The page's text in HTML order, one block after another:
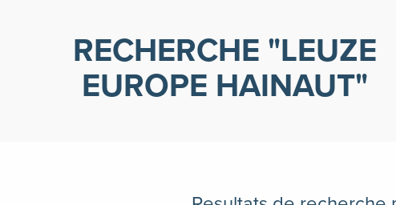
RECHERCHE LEUZE
EUROPE HAINAUT